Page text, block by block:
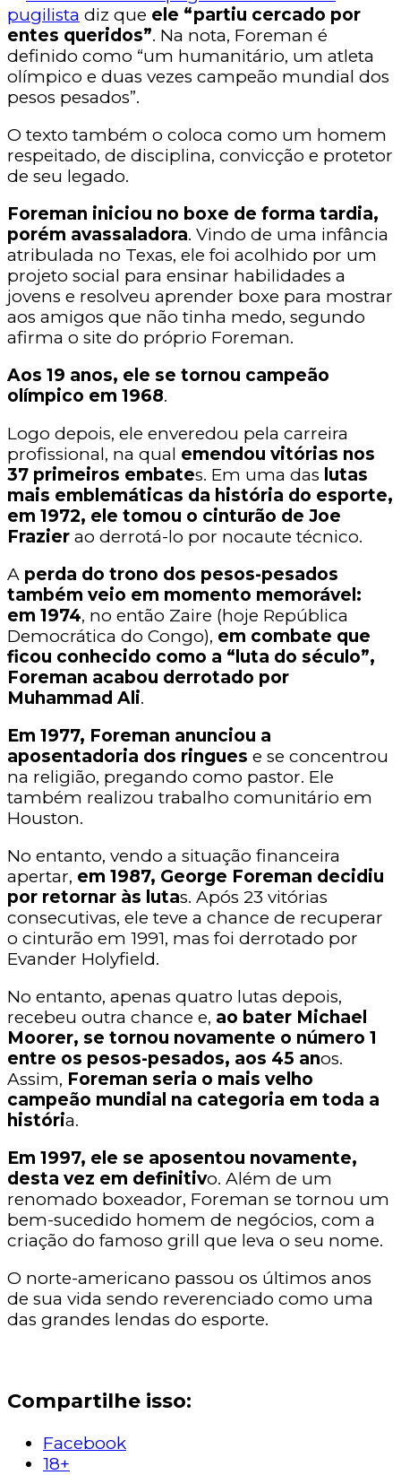
pugilista diz que ele “partiu cercado por
entes queridos”. Na nota, Foreman é
definido como “um humanitário, um atleta
olímpico e duas vezes campeão mundial dos
pesos pesados”.
O texto também o coloca como um homem
respeitado, de disciplina, convicção e protetor
de seu legado.
Foreman iniciou no boxe de forma tardia,
porém avassaladora. Vindo de uma infância
atribulada no Texas, ele foi acolhido por um
projeto social para ensinar habilidades a
jovens e resolveu aprender boxe para mostrar
aos amigos que não tinha medo, segundo
afirma o site do próprio Foreman.
Aos 19 anos, ele se tornou campeão
olímpico em 1968.
Logo depois, ele enveredou pela carreira
profissional, na qual emendou vitórias nos
37 primeiros embates. Em uma das lutas
mais emblemáticas da história do esporte,
em 1972, ele tomou o cinturão de Joe
Frazier ao derrotá-lo por nocaute técnico.
A perda do trono dos pesos-pesados
também veio em momento memorável:
em 1974, no então Zaire (hoje República
Democrática do Congo), em combate que
ficou conhecido como a “luta do século”,
Foreman acabou derrotado por
Muhammad Ali.
Em 1977, Foreman anunciou a
aposentadoria dos ringues e se concentrou
na religião, pregando como pastor. Ele
também realizou trabalho comunitário em
Houston.
No entanto, vendo a situação financeira
apertar, em 1987, George Foreman decidiu
por retornar às lutas. Após 23 vitórias
consecutivas, ele teve a chance de recuperar
o cinturão em 1991, mas foi derrotado por
Evander Holyfield.
No entanto, apenas quatro lutas depois,
recebeu outra chance e, ao bater Michael
Moorer, se tornou novamente o número 1
entre os pesos-pesados, aos 45 anos.
Assim, Foreman seria o mais velho
campeão mundial na categoria em toda a
história.
Em 1997, ele se aposentou novamente,
desta vez em definitivo. Além de um
renomado boxeador, Foreman se tornou um
bem-sucedido homem de negócios, com a
criação do famoso grill que leva o seu nome.
O norte-americano passou os últimos anos
de sua vida sendo reverenciado como uma
das grandes lendas do esporte.
Compartilhe isso:
Facebook
18+